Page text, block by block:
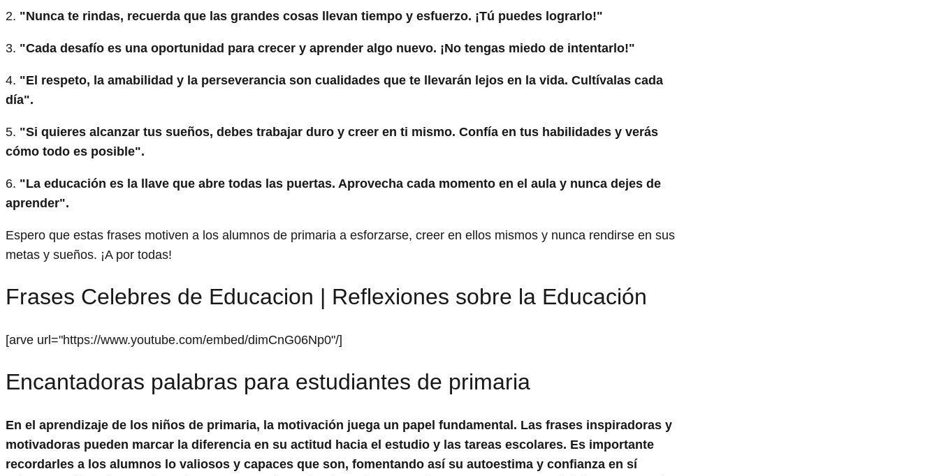
2. "Nunca te rindas, recuerda que las grandes cosas llevan tiempo y esfuerzo. ¡Tú puedes lograrlo!"
3. "Cada desafío es una oportunidad para crecer y aprender algo nuevo. ¡No tengas miedo de intentarlo!"
4. "El respeto, la amabilidad y la perseverancia son cualidades que te llevarán lejos en la vida. Cultívalas cada
día".
5. "Si quieres alcanzar tus sueños, debes trabajar duro y creer en ti mismo. Confía en tus habilidades y verás
cómo todo es posible".
6. "La educación es la llave que abre todas las puertas. Aprovecha cada momento en el aula y nunca dejes de
aprender".
Espero que estas frases motiven a los alumnos de primaria a esforzarse, creer en ellos mismos y nunca rendirse en sus
metas y sueños. ¡A por todas!
Frases Celebres de Educacion | Reflexiones sobre la Educación
[arve url="https://www.youtube.com/embed/dimCnG06Np0"/]
Encantadoras palabras para estudiantes de primaria
En el aprendizaje de los niños de primaria, la motivación juega un papel fundamental. Las frases inspiradoras y
motivadoras pueden marcar la diferencia en su actitud hacia el estudio y las tareas escolares. Es importante
recordarles a los alumnos lo valiosos y capaces que son, fomentando así su autoestima y confianza en sí